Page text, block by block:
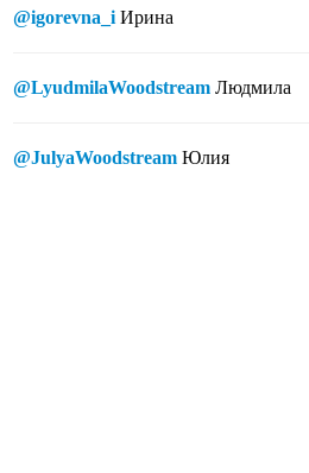
@igorevna_i Ирина
@LyudmilaWoodstream Людмила
@JulyaWoodstream Юлия